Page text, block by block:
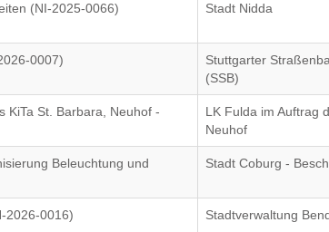
(NI-2025-0066) Stadt Nidda
0007)
Stuttgarter
(SSB)
KiTa St. Barbara, Neuhof -
LK Fulda im Auftrag
Neuhof
Beleuchtung und
Stadt Coburg -
2026-0016) Stadtverwaltung